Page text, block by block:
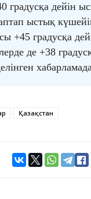
градусқа дейін
ыстық
+45 градусқа
де +38
Қазақстан